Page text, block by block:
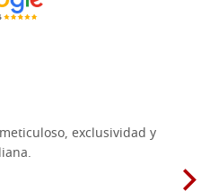
exclusividad y